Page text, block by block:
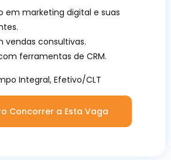
em marketing digital e suas
vendas consultivas.
ferramentas de CRM.
Integral, Efetivo/CLT
Concorrer a Esta Vaga